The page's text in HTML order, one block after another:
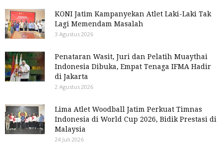
KONI Jatim Kampanyekan Atlet Laki-Laki Tak
Lagi Memendam Masalah
3 Agustus 2026
Penataran Wasit, Juri dan Pelatih Muaythai
Indonesia Dibuka, Empat Tenaga IFMA Hadir
di Jakarta
2 Agustus 2026
Lima Atlet Woodball Jatim Perkuat Timnas
Indonesia di World Cup 2026, Bidik Prestasi di
Malaysia
24 Juli 2026